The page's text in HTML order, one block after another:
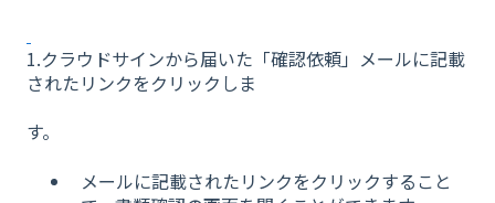
1.クラウドサインから届いた「確認依頼」メールに記載
されたリンクをクリックしま
す。
メールに記載されたリンクをクリックすること